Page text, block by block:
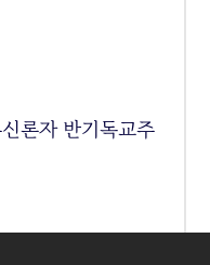
론자 반기독교주